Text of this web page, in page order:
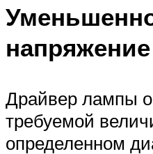
напряжение
Драйвер лампы
требуемой
определенном